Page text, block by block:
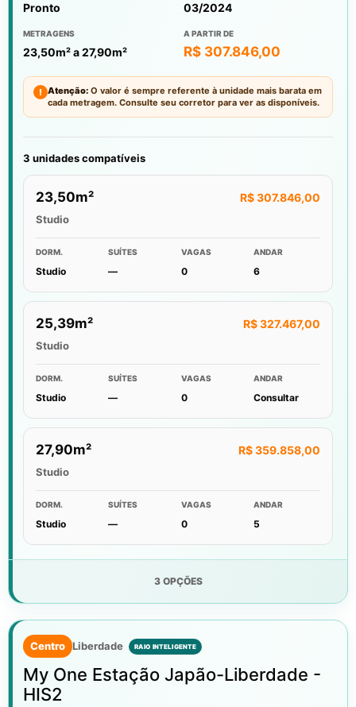
Pronto 03/2024
METRAGENS
23,50m² a 27,90m²
A PARTIR DE
R$ 307.846,00
! Atenção: O valor é sempre referente à unidade mais barata em
cada metragem. Consulte seu corretor para ver as disponíveis.
3 unidades compatíveis
23,50m² R$ 307.846,00
Studio
DORM.
Studio
SUÍTES
—
VAGAS
0
ANDAR
6
25,39m² R$ 327.467,00
Studio
DORM.
Studio
SUÍTES
—
VAGAS
0
ANDAR
Consultar
27,90m² R$ 359.858,00
Studio
DORM.
Studio
SUÍTES
—
VAGAS
0
ANDAR
5
3 OPÇÕES
Centro Liberdade
My One Estação Japão-Liberdade -
HIS2